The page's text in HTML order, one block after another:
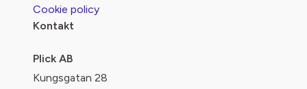
Cookie policy
Kontakt
Plick AB
Kungsgatan 28